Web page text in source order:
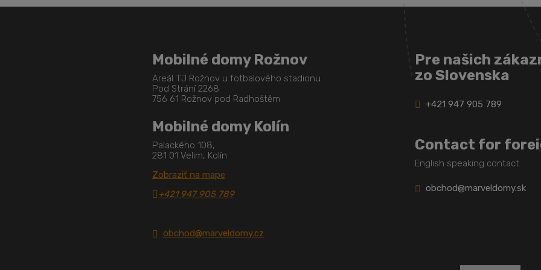
Mobilné domy Rožnov
Areál TJ Rožnov u fotbalového stadionu
Pod Strání 2268
756 61 Rožnov pod Radhoštěm
Mobilné domy Kolín
Palackého 108,
281 01 Velim, Kolín
Zobraziť na mape
+421 947 905 789
obchod@marveldomy.cz
Pre našich
zo Slovenska
+421 947 905 789
Contact for
English speaking contact
obchod@marveldomy.sk